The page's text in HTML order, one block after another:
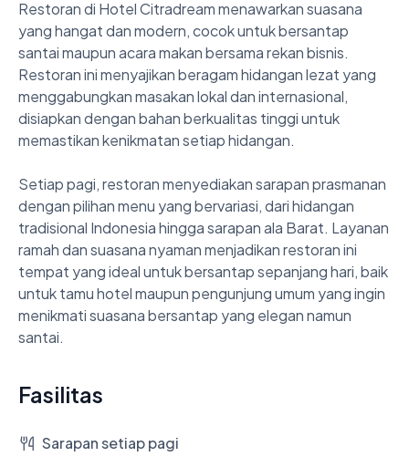
Restoran di Hotel Citradream menawarkan suasana
yang hangat dan modern, cocok untuk bersantap
santai maupun acara makan bersama rekan bisnis.
Restoran ini menyajikan beragam hidangan lezat yang
menggabungkan masakan lokal dan internasional,
disiapkan dengan bahan berkualitas tinggi untuk
memastikan kenikmatan setiap hidangan.
Setiap pagi, restoran menyediakan sarapan prasmanan
dengan pilihan menu yang bervariasi, dari hidangan
tradisional Indonesia hingga sarapan ala Barat. Layanan
ramah dan suasana nyaman menjadikan restoran ini
tempat yang ideal untuk bersantap sepanjang hari, baik
untuk tamu hotel maupun pengunjung umum yang ingin
menikmati suasana bersantap yang elegan namun
santai.
Fasilitas
Sarapan setiap pagi